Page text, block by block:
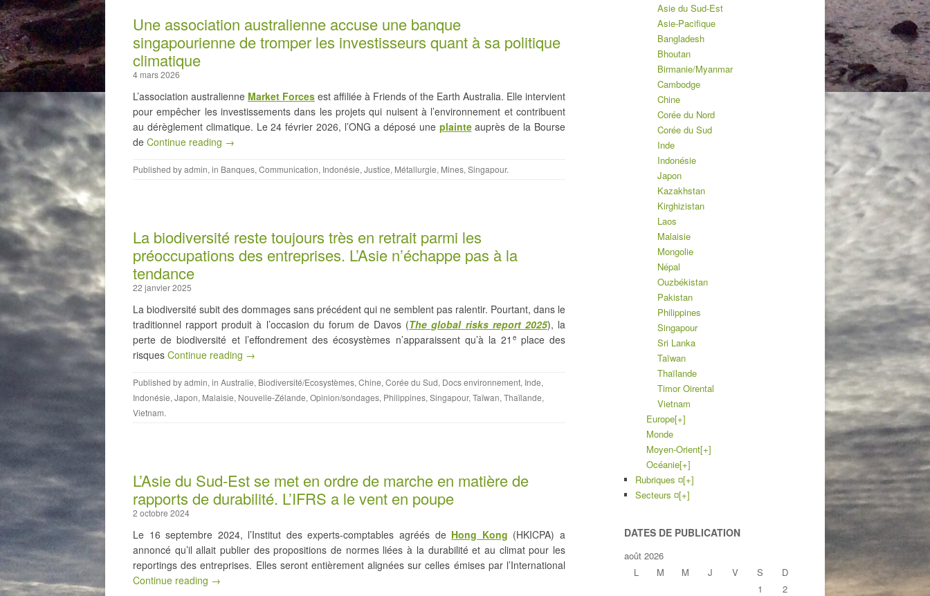
Une association australienne accuse une banque
singapourienne de tromper les investisseurs quant à sa politique
climatique
4 mars 2026
L’association australienne Market Forces est affiliée à Friends of the Earth Australia. Elle intervient
pour empêcher les investissements dans les projets qui nuisent à l’environnement et contribuent
au dérèglement climatique. Le 24 février 2026, l’ONG a déposé une plainteauprès de la Bourse
de Continue reading →
Published byadmin, in Banques, Communication, Indonésie, Justice, Métallurgie, Mines, Singapour.
La biodiversité reste toujours très en retrait parmi les
préoccupations des entreprises. L’Asie n’échappe pas à la
tendance
22 janvier 2025
La biodiversité subit des dommages sans précédent qui ne semblent pas ralentir. Pourtant, dans le
traditionnel rapport produit à l’occasion du forum de Davos (The global risks report 2025), la
perte de biodiversité et l’effondrement des écosystèmes n’apparaissent qu’à la 21 eplace des
risques Continue reading →
Published byadmin, in Australie, Biodiversité/Ecosystèmes, Chine, Corée du Sud, Docs environnement, Inde,
Indonésie, Japon, Malaisie, Nouvelle-Zélande, Opinion/sondages, Philippines, Singapour, Taïwan, Thaïlande,
Vietnam.
L’Asie du Sud-Est se met en ordre de marche en matière de
rapports de durabilité. L’IFRS a le vent en poupe
2 octobre 2024
Le 16 septembre 2024, l’Institut des experts-comptables agréés de Hong Kong (HKICPA) a
annoncé qu’il allait publier des propositions de normes liées à la durabilité et au climat pour les
reportings des entreprises. Elles seront entièrement alignées sur celles émises par l’International
Continue reading →
Asie du Sud-Est
Asie-Pacifique
Bangladesh
Bhoutan
Birmanie/Myanmar
Cambodge
Chine
Corée du Nord
Corée du Sud
Inde
Indonésie
Japon
Kazakhstan
Kirghizistan
Laos
Malaisie
Mongolie
Népal
Ouzbékistan
Pakistan
Philippines
Singapour
Sri Lanka
Taïwan
Thaïlande
Timor Oirental
Vietnam
Europe[+]
Monde
Moyen-Orient[+]
Océanie[+]
Rubriques ¤[+]
Secteurs ¤[+]
DATES DE PUBLICATION
août 2026
L
M M J V S
D
1
2